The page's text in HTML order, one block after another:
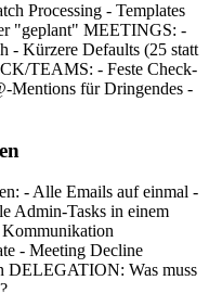
Processing - Templates
"geplant" MEETINGS: -
- Kürzere Defaults (25 statt
TEAMS: - Feste Check-
Mentions für Dringendes -
- Alle Emails auf einmal -
Admin-Tasks in einem
- Meeting Decline
DELEGATION: Was muss